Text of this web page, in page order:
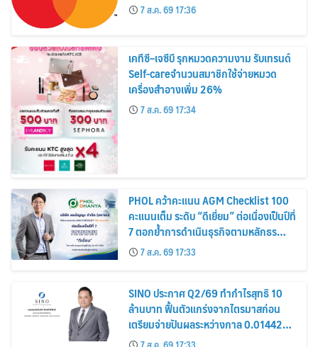
7 ส.ค. 69 17:36
เคทีซี–เจซีบี รุกหมวดความงาม รับเทรนด์
Self-careจำนวนสมาชิกใช้จ่ายหมวด
เครื่องสำอางเพิ่ม 26%
7 ส.ค. 69 17:34
PHOL คว้าคะแนน AGM Checklist 100
คะแนนเต็ม ระดับ “ดีเยี่ยม” ต่อเนื่องเป็นปีที่
7 ตอกย้ำการดำเนินธุรกิจตามหลักธร
รมาภิบาล โปร่งใส สร้างความเชื่อมั่นผู้ถือ
หุ้น
7 ส.ค. 69 17:33
SINO ประกาศ Q2/69 ทำกำไรสุทธิ 10
ล้านบาท ฟื้นตัวแกร่งจากไตรมาสก่อน
เตรียมจ่ายปันผลระหว่างกาล 0.014423
บาทต่อหุ้น ครึ่งปีหลังมุ่งเติบโตต่อเนื่อง